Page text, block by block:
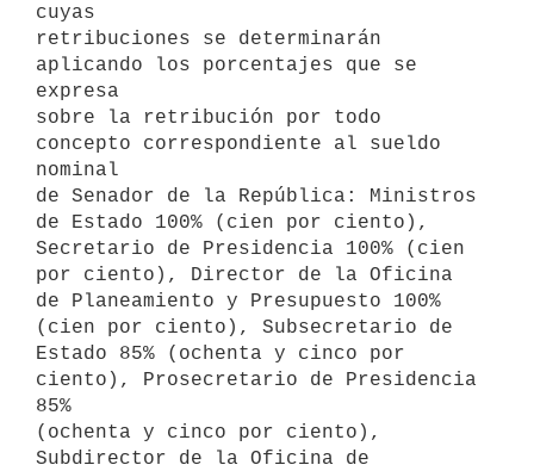
cuyas
retribuciones se determinarán
aplicando los porcentajes que se
expresa
sobre la retribución por todo
concepto correspondiente al sueldo
nominal
de Senador de la República: Ministros
de Estado 100% (cien por ciento),
Secretario de Presidencia 100% (cien
por ciento), Director de la Oficina
de Planeamiento y Presupuesto 100%
(cien por ciento), Subsecretario de
Estado 85% (ochenta y cinco por
ciento), Prosecretario de Presidencia
85%
(ochenta y cinco por ciento),
Subdirector de la Oficina de